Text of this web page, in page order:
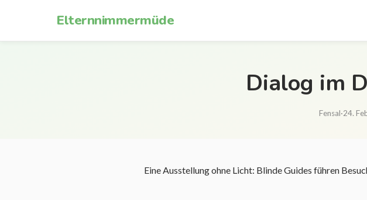
Elternnimmermüde
Dialog im
Fensal·24.
Eine Ausstellung ohne Licht: Blinde Guides führen